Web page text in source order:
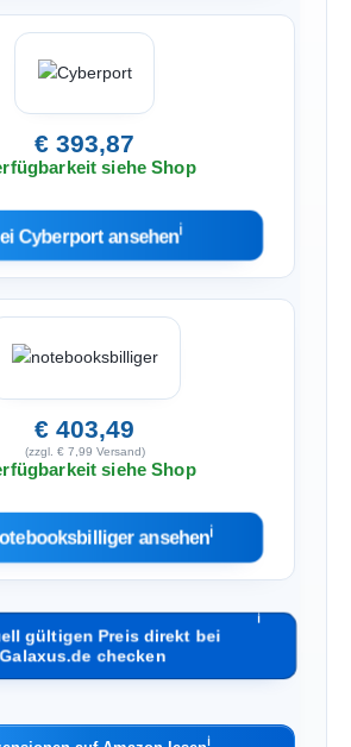
€ 393,87
siehe Shop
Cyberport ansehenℹ︎
€ 403,49
(zzgl. € 7,99 Versand)
siehe Shop
ansehenℹ︎
gültigen Preis direkt bei
Galaxus.de checken
ℹ︎
ℹ︎